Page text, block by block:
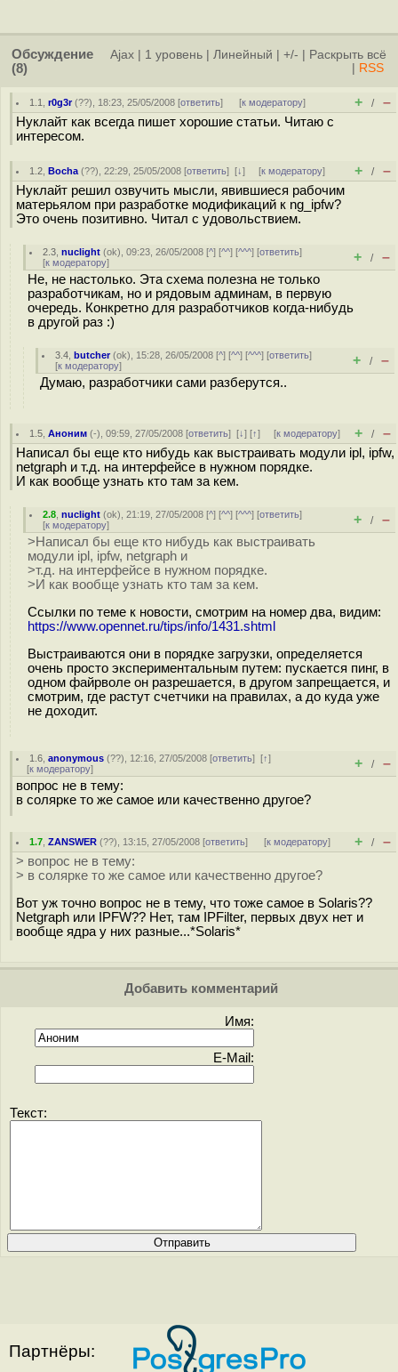
Обсуждение
(8)
Ajax 1 уровень Линейный +/-
Раскрыть всё
RSS
1.1 ,r0g3r(??), 18:23, 25/05/2008 [ответить] [к модератору] + / –
Нуклайт как всегда пишет хорошие статьи. Читаю с
интересом.
1.2 ,Bocha (??), 22:29, 25/05/2008 [ответить][↓] [к модератору] + / –
Нуклайт решил озвучить мысли, явившиеся рабочим
матерьялом при разработке модификаций к ng_ipfw?
Это очень позитивно. Читал с удовольствием.
2.3 ,nuclight (ok), 09:23, 26/05/2008 [^] [^^] [^^^] [ответить]
[к модератору] + / –
Не, не настолько. Эта схема полезна не только
разработчикам, но и рядовым админам, в первую
очередь. Конкретно для разработчиков когда-нибудь
в другой раз :)
3.4 ,butcher(ok), 15:28, 26/05/2008 [^] [^^] [^^^] [ответить]
[к модератору] + / –
Думаю, разработчики сами разберутся..
1.5 ,Аноним (-), 09:59, 27/05/2008 [ответить][↓] [↑] [к модератору] + / –
Написал бы еще кто нибудь как выстраивать модули ipl, ipfw,
netgraph и т.д. на интерфейсе в нужном порядке.
И как вообще узнать кто там за кем.
2.8 ,nuclight (ok), 21:19, 27/05/2008 [^] [^^] [^^^] [ответить]
[к модератору] + / –
>Написал бы еще кто нибудь как выстраивать
модули ipl, ipfw, netgraph и
>т.д. на интерфейсе в нужном порядке.
>И как вообще узнать кто там за кем.
Ссылки по теме к новости, смотрим на номер два, видим:
https://www.opennet.ru/tips/info/1431.shtml
Выстраиваются они в порядке загрузки, определяется
очень просто экспериментальным путем: пускается пинг, в
одном файрволе он разрешается, в другом запрещается, и
смотрим, где растут счетчики на правилах, а до куда уже
не доходит.
1.6 ,anonymous (??), 12:16, 27/05/2008 [ответить][↑]
[к модератору] + / –
вопрос не в тему:
в солярке то же самое или качественно другое?
1.7 ,ZANSWER (??), 13:15, 27/05/2008 [ответить] [к модератору] + / –
> вопрос не в тему:
> в солярке то же самое или качественно другое?
Вот уж точно вопрос не в тему, что тоже самое в Solaris??
Netgraph или IPFW?? Нет, там IPFilter, первых двух нет и
вообще ядра у них разные...*Solaris*
Добавить комментарий
Имя:
E-Mail:
Текст:
Партнёры: